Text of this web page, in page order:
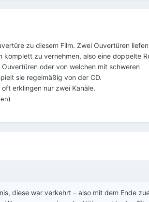
zu diesem Film. Zwei Ouvertüren
zu vernehmen, also eine doppelte
oder von welchen mit schweren
sie regelmäßig von der CD.
erklingen nur zwei Kanäle.
diese war verkehrt – also mit dem Ende